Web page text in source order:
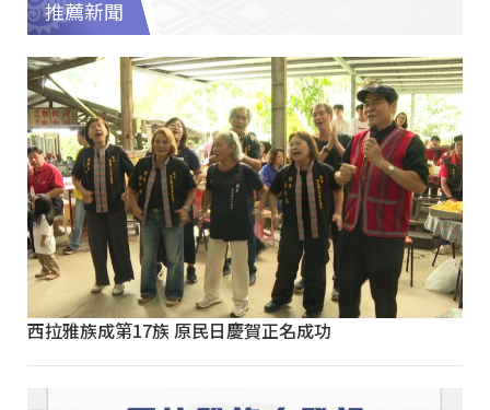
推薦新聞
西拉雅族成第17族 原民日慶賀正名成功